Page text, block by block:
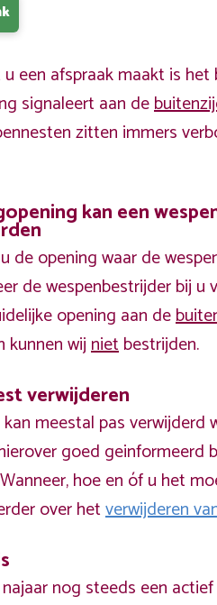
een afspraak maakt is het
signaleert aan de
zitten immers
kan een
de opening waar de
de wespenbestrijder bij u
opening aan de
kunnen wijnietbestrijden.
verwijderen
meestal pas
goed geinformeerd
hoe en óf u het
over hetverwijderen
nog steeds een